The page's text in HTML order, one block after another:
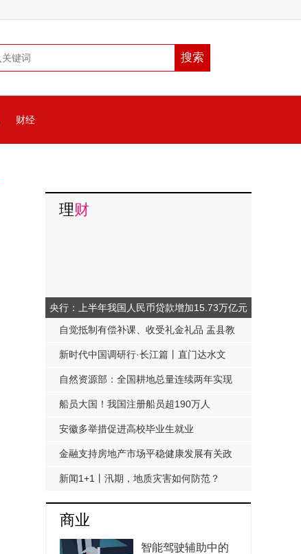
财经
理财
央行：上半年我国人民币贷款增加15.73万亿元
自觉抵制有偿补课、收受礼金礼品 盂县教
科局发布《工作提醒函》
新时代中国调研行·长江篇丨直门达水文
站：从靠人力蹲点到监测自动化
自然资源部：全国耕地总量连续两年实现
净增加
船员大国！我国注册船员超190万人
安徽多举措促进高校毕业生就业
金融支持房地产市场平稳健康发展有关政
策延期至明年底
新闻1+1丨汛期，地质灾害如何防范？
商业
智能驾驶辅助中的